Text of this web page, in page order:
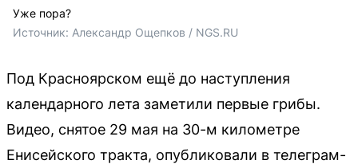
Уже пора?
Источник: Александр Ощепков / NGS.RU
Под Красноярском ещё до наступления
календарного лета заметили первые грибы.
Видео, снятое 29 мая на 30-м километре
Енисейского тракта, опубликовали в телеграм-